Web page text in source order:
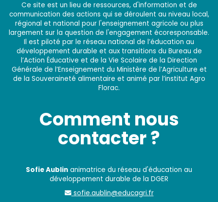
Ce site est un lieu de ressources, d'information et de
communication des actions qui se déroulent au niveau local,
régional et national pour l'enseignement agricole ou plus
largement sur la question de l'engagement écoresponsable.
Il est piloté par le réseau national de l’éducation au
développement durable et aux transitions du Bureau de
l’Action Éducative et de la Vie Scolaire de la Direction
Générale de l’Enseignement du Ministère de l’Agriculture et
de la Souveraineté alimentaire et animé par l’institut Agro
Florac.
Comment nous
contacter ?
Sofie Aublin animatrice du réseau d'éducation au
développement durable de la DGER
sofie.aublin@educagri.fr